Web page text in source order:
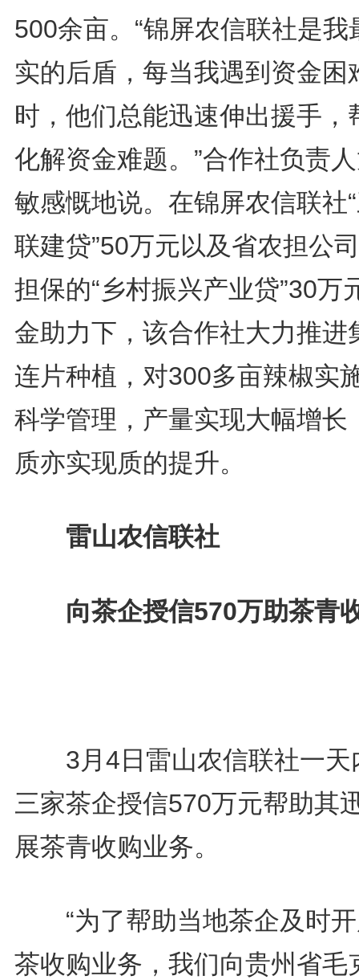
500余亩。“锦屏农信联社是我
实的后盾，每当我遇到资金困
时，他们总能迅速伸出援手，
化解资金难题。”合作社负责
敏感慨地说。在锦屏农信联社
联建贷”50万元以及省农担公
担保的“乡村振兴产业贷”30万
金助力下，该合作社大力推进
连片种植，对300多亩辣椒实
科学管理，产量实现大幅增长
质亦实现质的提升。
雷山农信联社
向茶企授信570万助茶青
3月4日雷山农信联社一天
三家茶企授信570万元帮助其
展茶青收购业务。
“为了帮助当地茶企及时开
茶收购业务，我们向贵州省毛